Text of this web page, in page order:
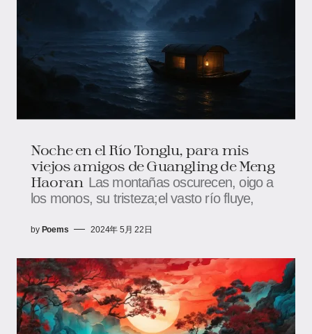
Noche en el Río Tonglu, para mis
viejos amigos de Guangling de Meng
Haoran Las montañas oscurecen, oigo a
los monos, su tristeza;el vasto río fluye,
by Poems 2024年 5月 22日